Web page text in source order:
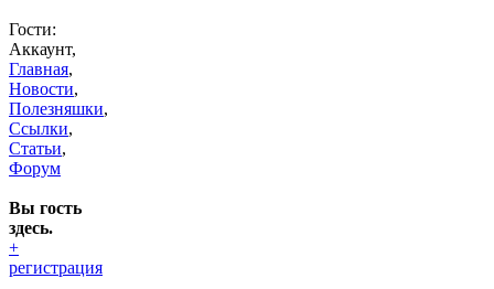
Гости:
Аккаунт,
Главная,
Новости,
Полезняшки,
Ссылки,
Статьи,
Форум
Вы гость
здесь.
+
регистрация